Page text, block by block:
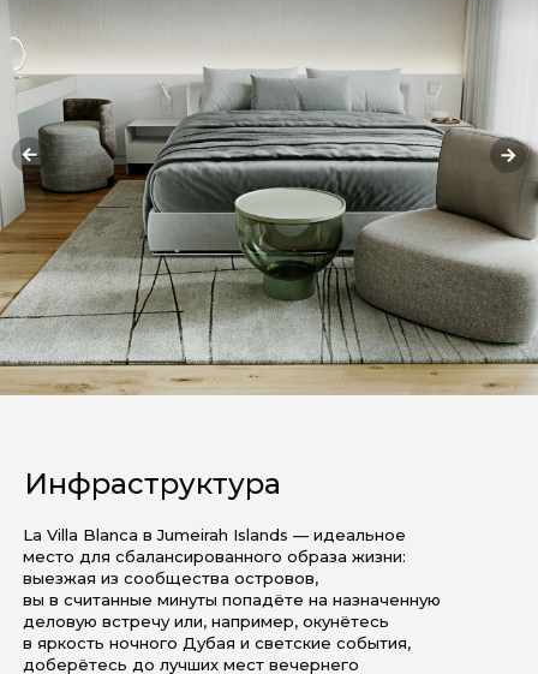
La Villa Blanca в Jumeirah Islands — идеальное
место для сбалансированного образа жизни:
выезжая из сообщества островов,
вы в считанные минуты попадёте на назначенную
деловую встречу или, например, окунётесь
в яркость ночного Дубая и светские события,
доберётесь до лучших мест вечернего
Инфраструктура